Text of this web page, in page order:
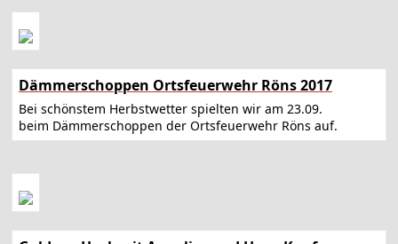
Dämmerschoppen Ortsfeuerwehr Röns 2017
Bei schönstem Herbstwetter spielten wir am 23.09.
beim Dämmerschoppen der Ortsfeuerwehr Röns auf.